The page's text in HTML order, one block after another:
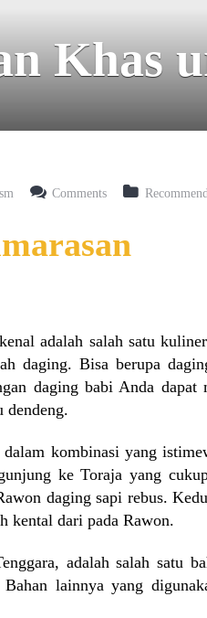
Khas
Comments
adalah salah satu
daging. Bisa berupa
daging babi Anda
dendeng.
kombinasi yang
ke Toraja yang
daging sapi rebus.
kental dari pada Rawon.
adalah salah satu
Bahan lainnya yang